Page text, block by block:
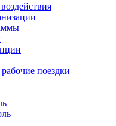
поездки